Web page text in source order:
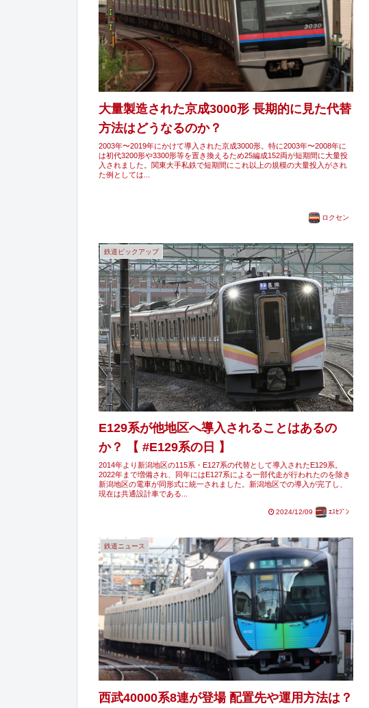
大量製造された京成3000形 長期的に見た代替
方法はどうなるのか？
2003年〜2019年にかけて導入された京成3000形。特に2003年〜2008年に
は初代3200形や3300形等を置き換えるため25編成152両が短期間に大量投
入されました。関東大手私鉄で短期間にこれ以上の規模の大量投入がされ
た例としては...
ロクセン
鉄道ピックアップ
E129系が他地区へ導入されることはあるの
か？ 【 #E129系の日 】
2014年より新潟地区の115系・E127系の代替として導入されたE129系。
2022年まで増備され、同年にはE127系による一部代走が行われたのを除き
新潟地区の電車が同形式に統一されました。新潟地区での導入が完了し、
現在は共通設計車である...
2024/12/09 ｴｽｾﾌﾞﾝ
鉄道ニュース
西武40000系8連が登場 配置先や運用方法は？